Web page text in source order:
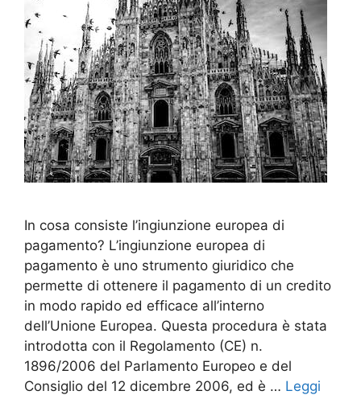
In cosa consiste l’ingiunzione europea di
pagamento? L’ingiunzione europea di
pagamento è uno strumento giuridico che
permette di ottenere il pagamento di un credito
in modo rapido ed efficace all’interno
dell’Unione Europea. Questa procedura è stata
introdotta con il Regolamento (CE) n.
1896/2006 del Parlamento Europeo e del
Consiglio del 12 dicembre 2006, ed è … Leggi